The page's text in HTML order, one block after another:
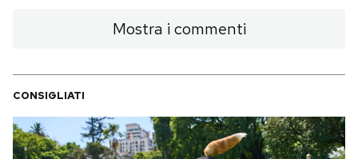
Mostra i commenti
CONSIGLIATI